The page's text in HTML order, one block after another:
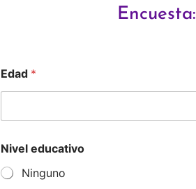
Encuesta:
Edad *
Nivel educativo
Ninguno